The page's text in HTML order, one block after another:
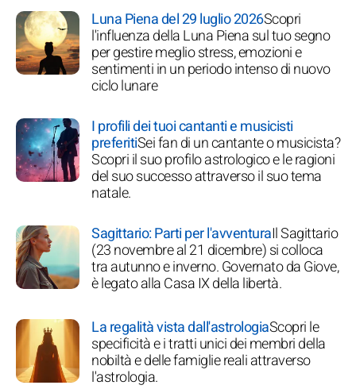
Luna Piena del 29 luglio 2026Scopri
l'influenza della Luna Piena sul tuo segno
per gestire meglio stress, emozioni e
sentimenti in un periodo intenso di nuovo
ciclo lunare
I profili dei tuoi cantanti e musicisti
preferitiSei fan di un cantante o musicista?
Scopri il suo profilo astrologico e le ragioni
del suo successo attraverso il suo tema
natale.
Sagittario: Parti per l'avventuraIl Sagittario
(23 novembre al 21 dicembre) si colloca
tra autunno e inverno. Governato da Giove,
è legato alla Casa IX della libertà.
La regalità vista dall'astrologiaScopri le
specificità e i tratti unici dei membri della
nobiltà e delle famiglie reali attraverso
l'astrologia.